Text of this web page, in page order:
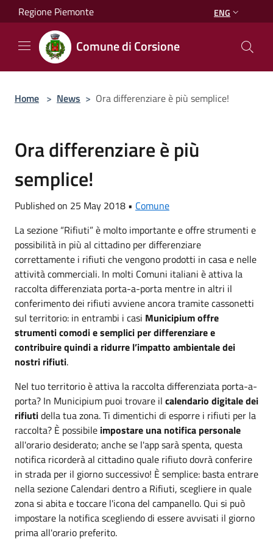
Salta al contenuto principale
Regione Piemonte ENG
Comune di Corsione
Home > News > Ora differenziare è più semplice!
Ora differenziare è più
semplice!
Published on 25 May 2018 • Comune
La sezione “Rifiuti” è molto importante e offre strumenti e
possibilità in più al cittadino per differenziare
correttamente i rifiuti che vengono prodotti in casa e nelle
attività commerciali. In molti Comuni italiani è attiva la
raccolta differenziata porta-a-porta mentre in altri il
conferimento dei rifiuti avviene ancora tramite cassonetti
sul territorio: in entrambi i casi Municipium offre
strumenti comodi e semplici per differenziare e
contribuire quindi a ridurre l’impatto ambientale dei
nostri rifiuti.
Nel tuo territorio è attiva la raccolta differenziata porta-a-
porta? In Municipium puoi trovare il calendario digitale dei
rifiutidella tua zona. Ti dimentichi di esporre i rifiuti per la
raccolta? È possibile impostare una notifica personale
all'orario desiderato; anche se l'app sarà spenta, questa
notifica ricorderà al cittadino quale rifiuto dovrà conferire
in strada per il giorno successivo! È semplice: basta entrare
nella sezione Calendari dentro a Rifiuti, scegliere in quale
zona si abita e toccare l'icona del campanello. Qui si può
impostare la notifica scegliendo di essere avvisati il giorno
prima all'orario preferito.